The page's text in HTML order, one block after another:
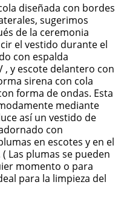
diseñada con bordes
sugerimos
de la ceremonia
el vestido durante el
con espalda
, y escote delantero con
sirena con cola
forma de ondas. Esta
mediante
así un vestido de
con
en escotes y en el
Las plumas se pueden
momento o para
para la limpieza del